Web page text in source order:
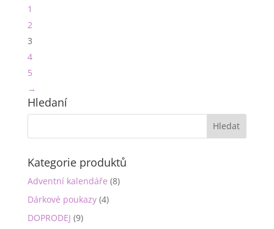
1
2
3
4
5
→
Hledaní
Kategorie produktů
Adventní kalendáře (8)
Dárkové poukazy (4)
DOPRODEJ (9)